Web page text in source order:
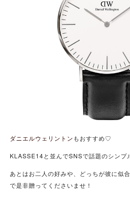
ダニエルウェリントン もおすすめ♡
KLASSE14と並んでSNSで話題のシンプ
あとはお二人の好みや、どっちが彼に似
で是非贈ってくださいませ！